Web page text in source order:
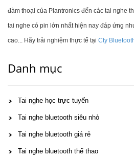
đàm thoại của Plantronics đến các tai nghe
tai nghe có pin lớn nhất hiện nay đáp ứng
cao... Hãy trải nghiệm thực tế tại Cty
Danh mục
Tai nghe học trực tuyến
Tai nghe bluetooth siêu nhỏ
Tai nghe bluetooth giá rẻ
Tai nghe bluetooth thể thao